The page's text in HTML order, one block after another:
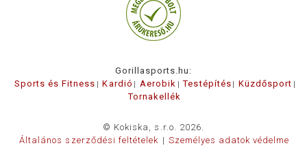
Gorillasports.hu:
Sports és Fitness
Kardió Aerobik Testépítés
Küzdősport
Tornakellék
© Kokiska, s.r.o. 2026.
Általános szerződési feltételek
Személyes adatok védelme